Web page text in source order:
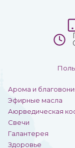
Арома и
Эфирные масла
Аюрведическая
Свечи
Галантерея
Здоровье